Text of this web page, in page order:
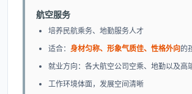
航空服务
培养民航乘务、地勤服务人才
适合： 身材匀称、形象气质佳、性格外向的
就业方向：各大航空公司空乘、地勤以及高
工作环境体面，发展空间清晰